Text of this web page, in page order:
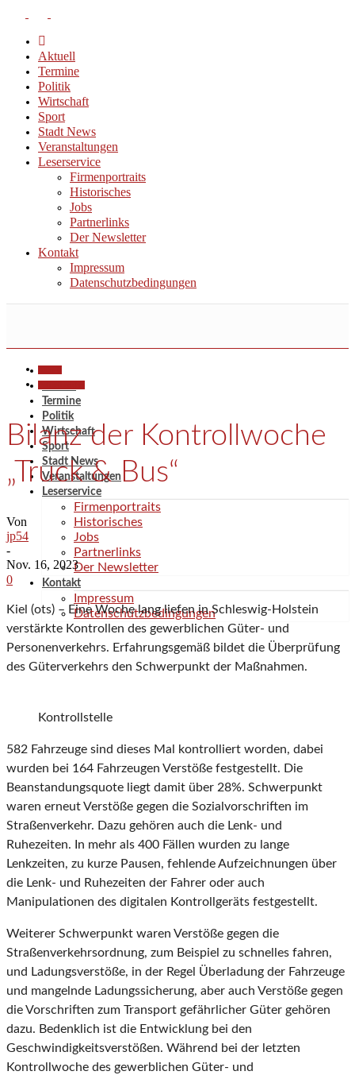
Aktuell
Termine
Politik
Wirtschaft
Sport
Stadt News
Veranstaltungen
Leserservice
Firmenportraits
Historisches
Jobs
Partnerlinks
Der Newsletter
Kontakt
Impressum
Datenschutzbedingungen
Termine
Politik
Wirtschaft
Sport
Stadt News
Veranstaltungen
Leserservice
Firmenportraits
Historisches
Jobs
Partnerlinks
Der Newsletter
Kontakt
Impressum
Datenschutzbedingungen
Bilanz der Kontrollwoche
„Truck & Bus“
Von
jp54
-
Nov. 16, 2023
0
Kiel (ots) – Eine Woche lang liefen in Schleswig-Holstein
verstärkte Kontrollen des gewerblichen Güter- und
Personenverkehrs. Erfahrungsgemäß bildet die Überprüfung
des Güterverkehrs den Schwerpunkt der Maßnahmen.
Kontrollstelle
582 Fahrzeuge sind dieses Mal kontrolliert worden, dabei
wurden bei 164 Fahrzeugen Verstöße festgestellt. Die
Beanstandungsquote liegt damit über 28%. Schwerpunkt
waren erneut Verstöße gegen die Sozialvorschriften im
Straßenverkehr. Dazu gehören auch die Lenk- und
Ruhezeiten. In mehr als 400 Fällen wurden zu lange
Lenkzeiten, zu kurze Pausen, fehlende Aufzeichnungen über
die Lenk- und Ruhezeiten der Fahrer oder auch
Manipulationen des digitalen Kontrollgeräts festgestellt.
Weiterer Schwerpunkt waren Verstöße gegen die
Straßenverkehrsordnung, zum Beispiel zu schnelles fahren,
und Ladungsverstöße, in der Regel Überladung der Fahrzeuge
und mangelnde Ladungssicherung, aber auch Verstöße gegen
die Vorschriften zum Transport gefährlicher Güter gehören
dazu. Bedenklich ist die Entwicklung bei den
Geschwindigkeitsverstößen. Während bei der letzten
Kontrollwoche des gewerblichen Güter- und